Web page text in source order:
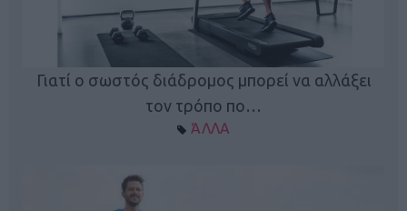
Γιατί ο σωστός διάδρομος μπορεί να αλλάξει
τον τρόπο πο…
ΆΛΛΑ